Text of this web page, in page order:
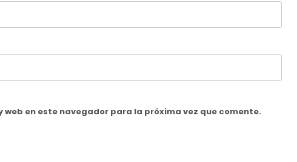
en este navegador para la próxima vez que comente.